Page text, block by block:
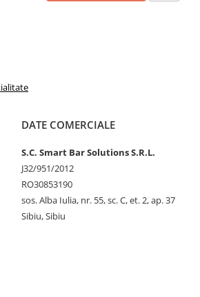
DATE COMERCIALE
S.C. Smart Bar Solutions S.R.L.
J32/951/2012
RO30853190
sos. Alba Iulia, nr. 55, sc. C, et. 2, ap. 37
Sibiu, Sibiu